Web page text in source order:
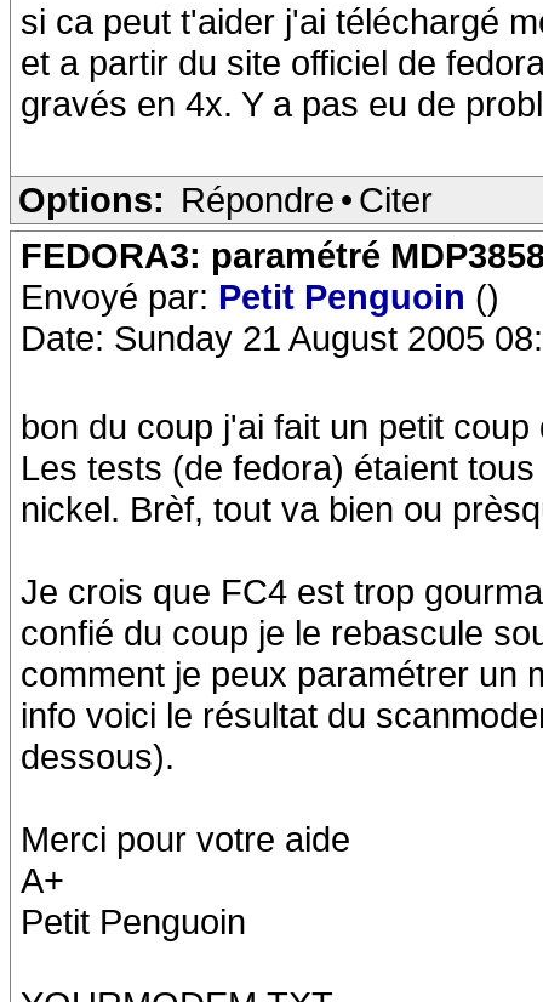
si ca peut t'aider j'ai téléchargé
et a partir du site officiel de
gravés en 4x. Y a pas eu de
Options: Répondre • Citer
FEDORA3: paramétré
Envoyé par: Petit Penguoin ()
Date: Sunday 21 August 2005
bon du coup j'ai fait un petit
Les tests (de fedora) étaient
nickel. Brèf, tout va bien ou
Je crois que FC4 est trop
confié du coup je le rebascule
comment je peux paramétrer un
info voici le résultat du
dessous).
Merci pour votre aide
A+
Petit Penguoin